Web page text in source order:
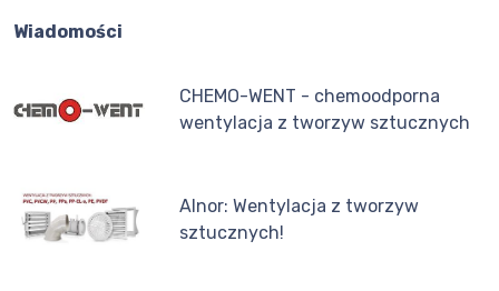
Wiadomości
CHEMO-WENT - chemoodporna
wentylacja z tworzyw sztucznych
Alnor: Wentylacja z tworzyw
sztucznych!